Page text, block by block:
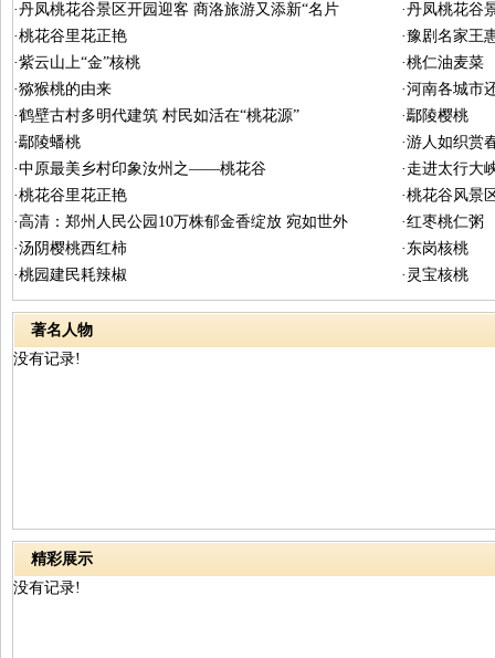
·丹凤桃花谷景区开园迎客 商洛旅游又添新“名片
·丹凤桃花谷
·桃花谷里花正艳
·豫剧名家王
·紫云山上“金”核桃
·桃仁油麦菜
·猕猴桃的由来
·河南各城市
·鹤壁古村多明代建筑 村民如活在“桃花源”
·鄢陵樱桃
·鄢陵蟠桃
·游人如织赏
·中原最美乡村印象汝州之——桃花谷
·走进太行大
·桃花谷里花正艳
·桃花谷风景
·高清：郑州人民公园10万株郁金香绽放 宛如世外
·红枣桃仁粥
·汤阴樱桃西红柿
·东岗核桃
·桃园建民耗辣椒
·灵宝核桃
著名人物
没有记录!
精彩展示
没有记录!